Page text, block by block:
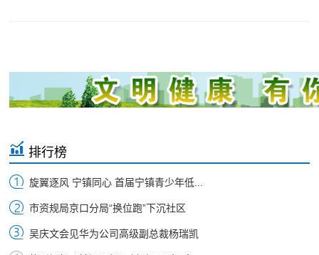
排行榜
旋翼逐风 宁镇同心 首届宁镇青少年低...
市资规局京口分局“换位跑”下沉社区
吴庆文会见华为公司高级副总裁杨瑞凯